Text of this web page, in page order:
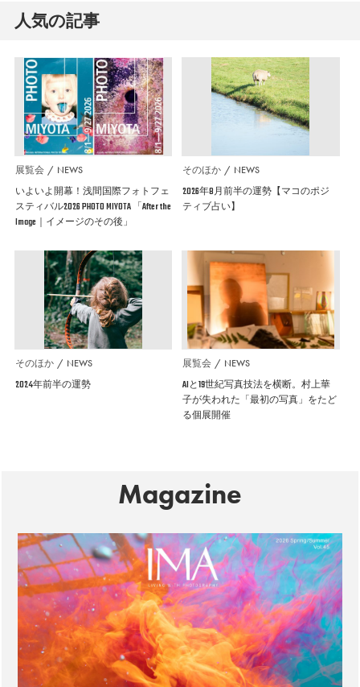
人気の記事
展覧会 NEWS
いよいよ開幕！浅間国際フォトフェ
スティバル2026 PHOTO MIYOTA 「After the
Image｜イメージのその後」
そのほか NEWS
2026年8月前半の運勢【マコのポジ
ティブ占い】
そのほか NEWS
2024年前半の運勢
展覧会 NEWS
AIと19世紀写真技法を横断。村上華
子が失われた「最初の写真」をたど
る個展開催
Magazine